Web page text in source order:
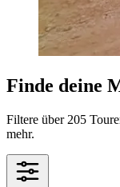
Finde deine
Filtere über 205
mehr.